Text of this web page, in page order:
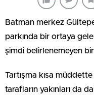
Batman merkez
parkında bir ortaya
şimdi belirlenemeyen bir
Tartışma kısa
tarafların yakınları da